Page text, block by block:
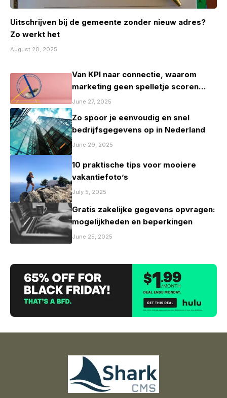
Uitschrijven bij de gemeente zonder nieuw adres?
Zo werkt het
August 20, 2025
Van KPI naar connectie, waarom
marketing geen spelletje scoren
mag zijn
June 27, 2025
Zo spoor je eenvoudig en snel
bedrijfsgegevens op in Nederland
June 29, 2025
10 praktische tips voor mooiere
vakantiefoto’s
July 5, 2025
Gratis zakelijke gegevens opvragen:
mogelijkheden en beperkingen
June 25, 2025